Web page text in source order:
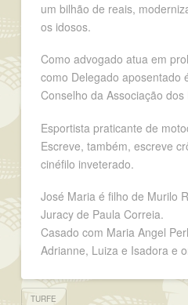
um bilhão de reais,
os idosos.
Como advogado atua em
como Delegado aposentado
Conselho da Associação
Esportista praticante de
Escreve, também, escreve
cinéfilo inveterado.
José Maria é filho de Murilo
Juracy de Paula Correia.
Casado com Maria Angel
Adrianne, Luiza e Isadora e
TURFE